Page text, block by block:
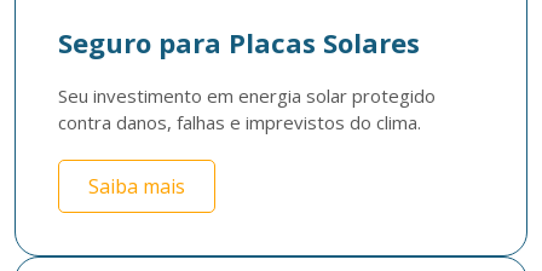
Seguro para Placas Solares
Seu investimento em energia solar protegido
contra danos, falhas e imprevistos do clima.
Saiba mais